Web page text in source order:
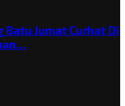
Batu Jumat Curhat Di